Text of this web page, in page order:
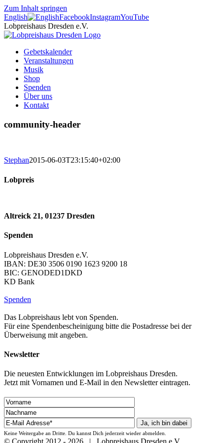
Zum Inhalt springen
English
FacebookInstagramYouTube
Lobpreishaus Dresden e.V.
Gebetskalender
Veranstaltungen
Musik
Shop
Spenden
Über uns
Kontakt
community-header
Stephan2015-06-03T23:15:40+02:00
Lobpreis
Altreick 21, 01237 Dresden
Spenden
Lobpreishaus Dresden e.V.
IBAN: DE30 3506 0190 1623 9200 18
BIC: GENODED1DKD
KD Bank
Spenden
Das Lobpreishaus lebt von Spenden.
Für eine Spendenbescheinigung bitte die Postadresse bei der
Überweisung mit angeben.
Newsletter
Die neuesten Entwicklungen im Lobpreishaus Dresden.
Jetzt mit Vornamen und E-Mail in den Newsletter eintragen.
Keine Weitergabe an Dritte. Du kannst Dich jederzeit wieder abmelden.
© Copyright 2012 - 2026 | Lobpreishaus Dresden e.V.